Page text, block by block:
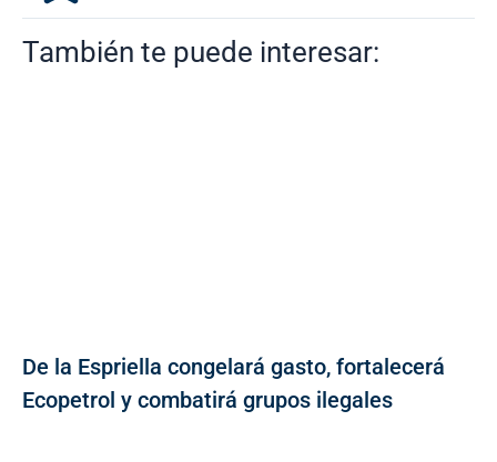
También te puede interesar:
De la Espriella congelará gasto, fortalecerá
Ecopetrol y combatirá grupos ilegales